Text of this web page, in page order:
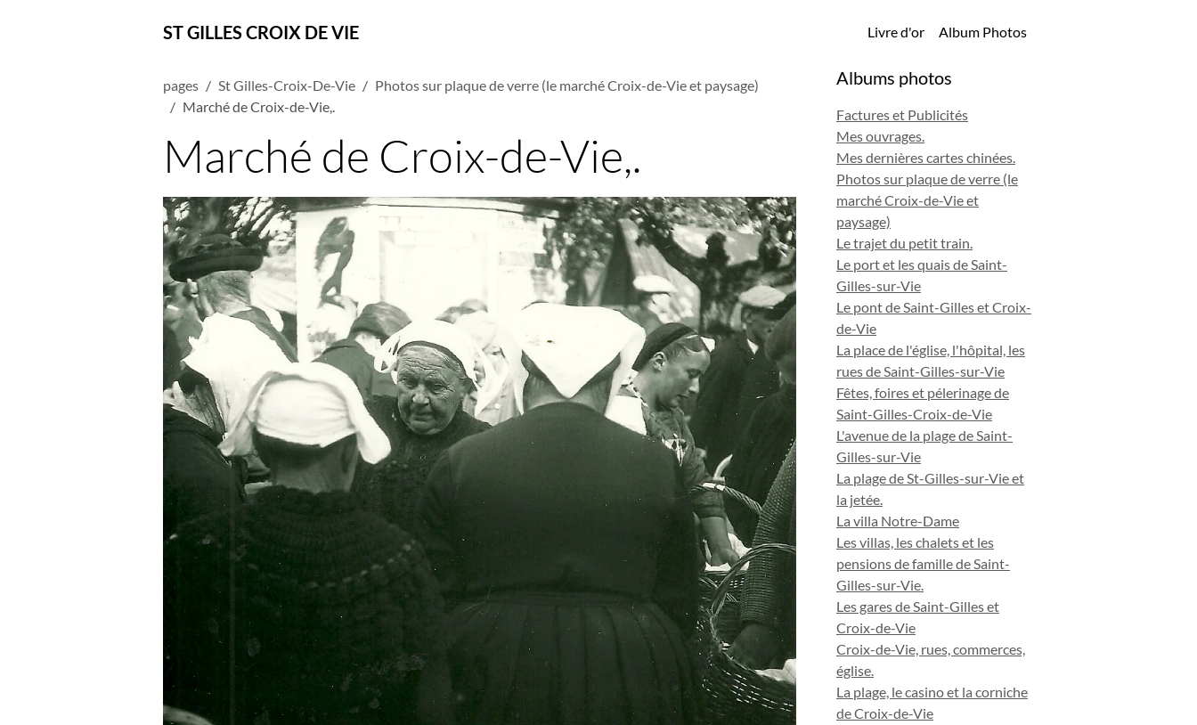
ST GILLES CROIX DE VIE Livre d'or Album Photos
pages St Gilles-Croix-De-Vie
Photos sur plaque de verre (le marché Croix-de-Vie et paysage)
Marché de Croix-de-Vie,.
Marché de Croix-de-Vie,.
Albums photos
Factures et Publicités
Mes ouvrages.
Mes dernières cartes chinées.
Photos sur plaque de verre (le
marché Croix-de-Vie et
paysage)
Le trajet du petit train.
Le port et les quais de Saint-
Gilles-sur-Vie
Le pont de Saint-Gilles et Croix-
de-Vie
La place de l'église, l'hôpital, les
rues de Saint-Gilles-sur-Vie
Fêtes, foires et pélerinage de
Saint-Gilles-Croix-de-Vie
L'avenue de la plage de Saint-
Gilles-sur-Vie
La plage de St-Gilles-sur-Vie et
la jetée.
La villa Notre-Dame
Les villas, les chalets et les
pensions de famille de Saint-
Gilles-sur-Vie.
Les gares de Saint-Gilles et
Croix-de-Vie
Croix-de-Vie, rues, commerces,
église.
La plage, le casino et la corniche
de Croix-de-Vie